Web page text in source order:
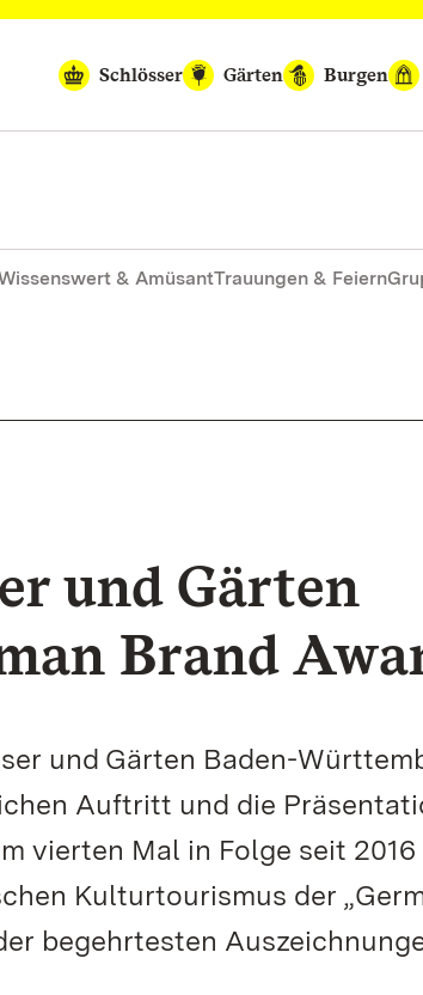
Schlösser
Gärten Burgen
& AmüsantTrauungen & Feiern
und Gärten
Brand
und Gärten Baden-
Auftritt und die
vierten Mal in Folge seit
Kulturtourismus der
begehrtesten